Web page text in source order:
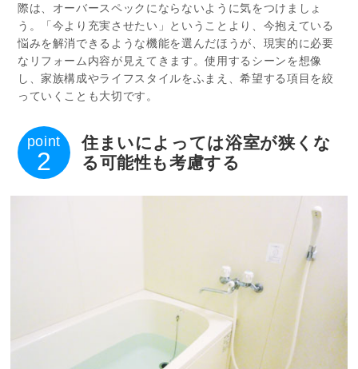
際は、オーバースペックにならないように気をつけましょ
う。「今より充実させたい」ということより、今抱えている
悩みを解消できるような機能を選んだほうが、現実的に必要
なリフォーム内容が見えてきます。使用するシーンを想像
し、家族構成やライフスタイルをふまえ、希望する項目を絞
っていくことも大切です。
point
2
住まいによっては浴室が狭くな
る可能性も考慮する